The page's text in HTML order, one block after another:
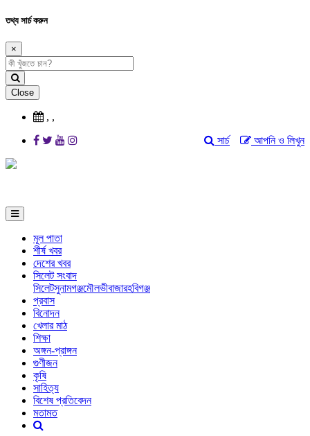
তথ্য সার্চ করুন
×
Close
, ,
আপনি ও লিখুন
সার্চ
মূল পাতা
শীর্ষ খবর
দেশের খবর
সিলেট সংবাদ
সিলেটসুনামগঞ্জমৌলভীবাজারহবিগঞ্জ
প্রবাস
বিনোদন
খেলার মাঠ
শিক্ষা
অঙ্গন-প্রাঙ্গন
গুণীজন
কৃষি
সাহিত্য
বিশেষ প্রতিবেদন
মতামত